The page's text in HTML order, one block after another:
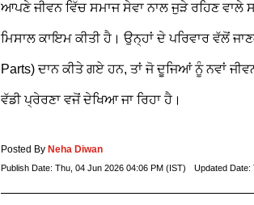
ਆਪਣੇ ਜੀਵਨ ਵਿੱਚ ਸਮਾਜ ਸੇਵਾ ਨਾਲ ਜੁੜੇ ਰਹਿਣ
ਮਿਸਾਲ ਕਾਇਮ ਕੀਤੀ ਹੈ। ਉਨ੍ਹਾਂ ਦੇ ਪਰਿਵਾਰ ਵੱਲੋਂ
Parts) ਦਾਨ ਕੀਤੇ ਗਏ ਹਨ, ਤਾਂ ਜੋ ਦੂਜਿਆਂ ਨੂੰ ਨਵਾਂ
ਵੱਡੀ ਪ੍ਰੇਰਣਾ ਵਜੋਂ ਦੇਖਿਆ ਜਾ ਰਿਹਾ ਹੈ।
Posted By Neha Diwan
Publish Date: Thu, 04 Jun 2026 04:06 PM (IST) Updated Date: